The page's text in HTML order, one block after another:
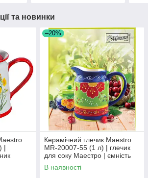
та новинки
|
чайник
–20%
Керамічний глечик Maestro
MR-20007-55 (1 л) | глечик
для соку Маестро | ємність
для води Маестро
В наявності